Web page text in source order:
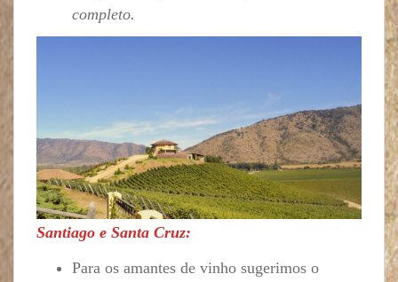
completo.
Santiago e Santa Cruz:
Para os amantes de vinho sugerimos o